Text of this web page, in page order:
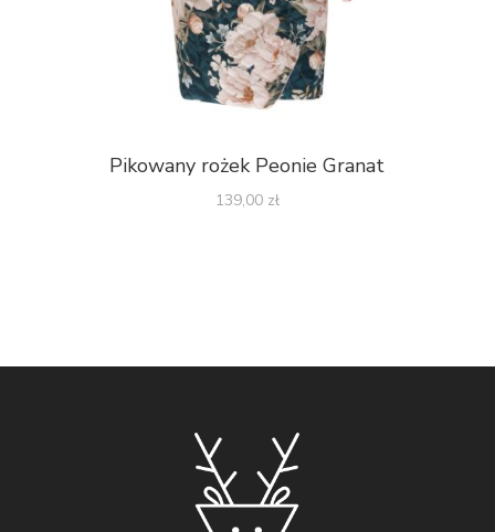
Pikowany rożek Peonie Granat
139,00 zł